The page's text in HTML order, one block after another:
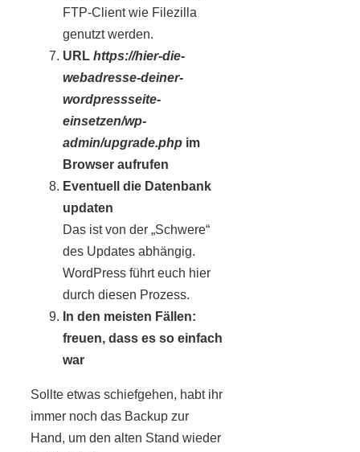
FTP-Client wie Filezilla
genutzt werden.
URL https://hier-die-
webadresse-deiner-
wordpressseite-
einsetzen/wp-
admin/upgrade.php im
Browser aufrufen
Eventuell die Datenbank
updaten
Das ist von der „Schwere“
des Updates abhängig.
WordPress führt euch hier
durch diesen Prozess.
In den meisten Fällen:
freuen, dass es so einfach
war
Sollte etwas schiefgehen, habt ihr
immer noch das Backup zur
Hand, um den alten Stand wieder